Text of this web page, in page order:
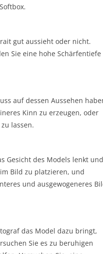
gut aussieht oder nicht.
Sie eine hohe Schärfentiefe
auf dessen Aussehen
Kinn zu erzeugen, oder
lassen.
Gesicht des Models lenkt und
Bild zu platzieren, und
und ausgewogeneres
das Model dazu bringt,
Sie es zu beruhigen